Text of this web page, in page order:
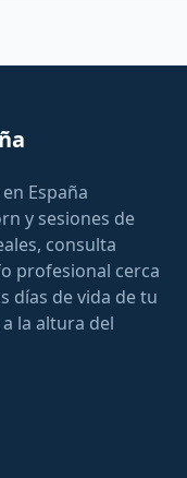
España
y sesiones de
consulta
profesional cerca
días de vida de tu
la altura del